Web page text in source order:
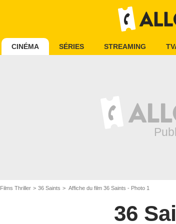
CINÉMA SÉRIES STREAMING
Films Thriller 36 Saints Affiche du film 36 Saints - Photo 1
36